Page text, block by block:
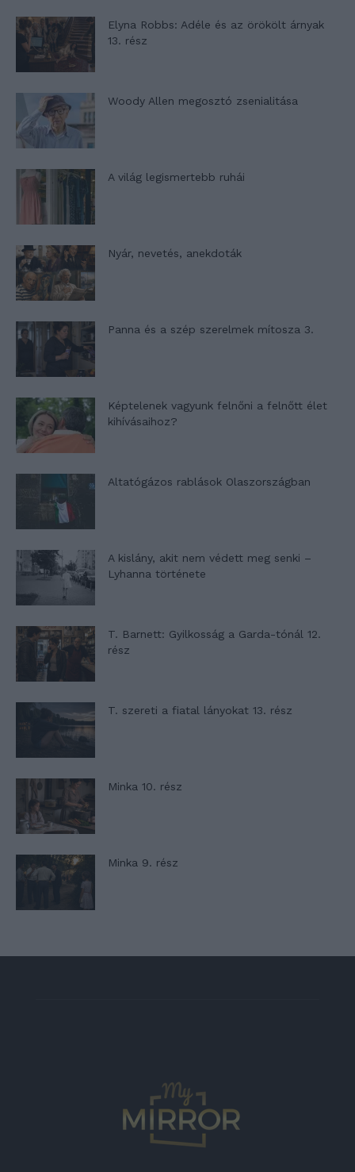
Elyna Robbs: Adéle és az örökölt árnyak
13. rész
Woody Allen megosztó zsenialitása
A világ legismertebb ruhái
Nyár, nevetés, anekdoták
Panna és a szép szerelmek mítosza 3.
Képtelenek vagyunk felnőni a felnőtt élet
kihívásaihoz?
Altatógázos rablások Olaszországban
A kislány, akit nem védett meg senki –
Lyhanna története
T. Barnett: Gyilkosság a Garda-tónál 12.
rész
T. szereti a fiatal lányokat 13. rész
Minka 10. rész
Minka 9. rész